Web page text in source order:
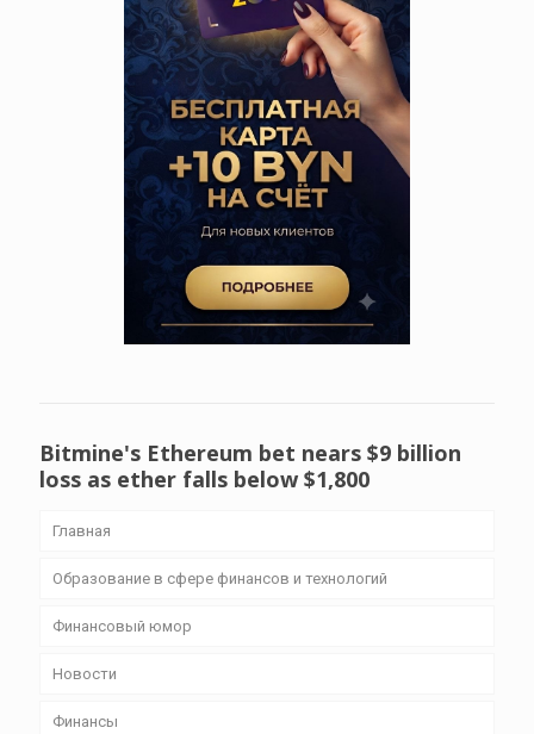
Bitmine's Ethereum bet nears $9 billion
loss as ether falls below $1,800
Главная
Образование в сфере финансов и технологий
Финансовый юмор
Новости
Финансы